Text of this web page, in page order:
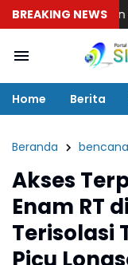
BREAKING NEWS
Jalan Hibah
Home Berita
Beranda bencana
Akses
Enam RT
Terisolasi